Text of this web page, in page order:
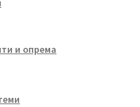
и опрема